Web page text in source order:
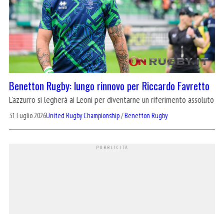
Benetton Rugby: lungo rinnovo per Riccardo Favretto
L'azzurro si legherà ai Leoni per diventarne un riferimento assoluto
31 Luglio 2026United Rugby Championship/Benetton Rugby